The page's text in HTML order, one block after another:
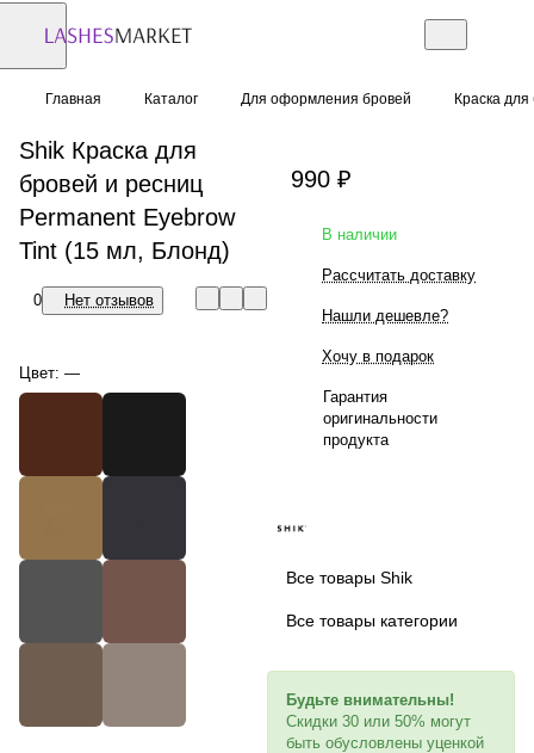
Главная Каталог Для оформления бровей Краска
Shik Краска для
бровей и ресниц
Permanent Eyebrow
Tint (15 мл, Блонд)
0 Нет отзывов
Цвет: —
990 ₽
В наличии
Рассчитать доставку
Нашли дешевле?
Хочу в подарок
Гарантия
оригинальности
продукта
Все товары Shik
Все товары категории
Будьте внимательны!
Скидки 30 или 50% могут
быть обусловлены уценкой